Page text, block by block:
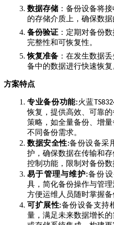
数据存储 ：备份设备将
的存储介质上，确保数据
备份验证 ：定期对备份
完整性和可恢复性。
恢复准备 ：在发生数据
备中的数据进行快速恢复
方案特点
专业备份功能:火蓝
恢复，提供高效、可靠
策略，如全量备份、增
不同备份需求。
数据安全性:备份设备采
护，确保数据在传输和
控制功能，限制对备份数
易于管理与维护:备份
具，简化备份操作与管理
方便运维人员随时掌握备
可扩展性:备份设备支持
量，满足未来数据增长